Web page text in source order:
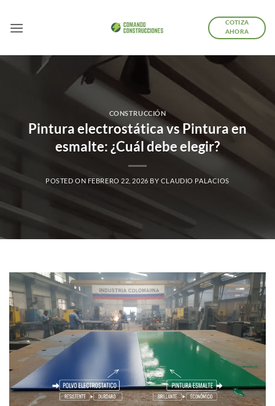
COTIZA
AHORA
CONSTRUCCIÓN
Pintura electrostática vs Pintura en
esmalte: ¿Cuál debe elegir?
POSTED ON FEBRERO 22, 2026 BY CLAUDIO PALACIOS